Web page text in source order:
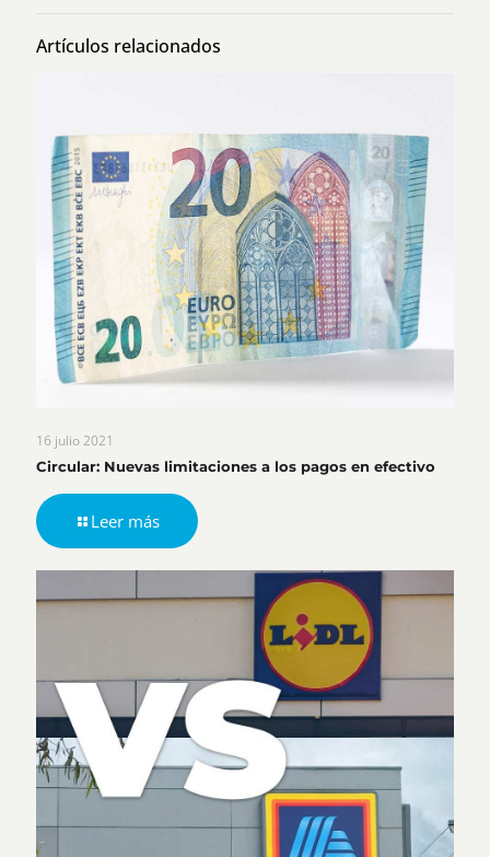
Artículos relacionados
16 julio 2021
Circular: Nuevas limitaciones a los pagos en efectivo
Leer más